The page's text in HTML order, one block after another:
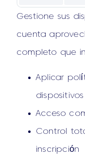
Gestione sus
cuenta
completo que
Aplicar
Acceso
Control
inscripción